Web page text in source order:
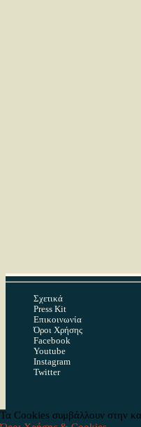
Σχετικά
Press Kit
Επικοινωνία
Όροι Χρήσης
Facebook
Youtube
Instagram
Twitter
Τα Cookies συμβάλλουν στην